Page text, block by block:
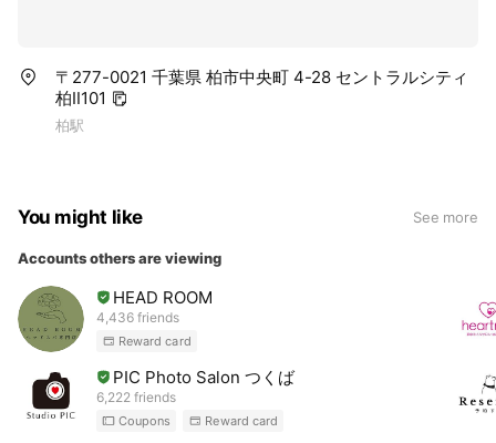
〒277-0021 千葉県 柏市中央町 4-28 セントラルシティ
柏Ⅱ101
柏駅
You might like See more
Accounts others are viewing
HEAD ROOM
4,436 friends
Reward card
PIC Photo Salon つくば
6,222 friends
Coupons Reward card